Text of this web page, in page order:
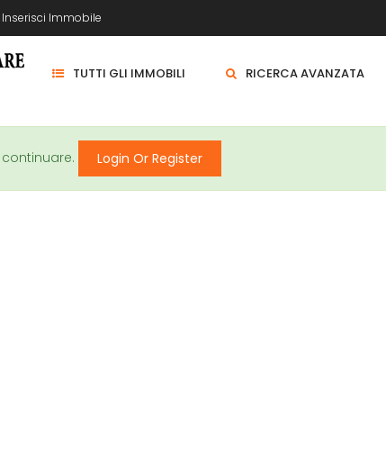
Inserisci Immobile
TUTTI GLI IMMOBILI RICERCA AVANZATA
Login Or Register